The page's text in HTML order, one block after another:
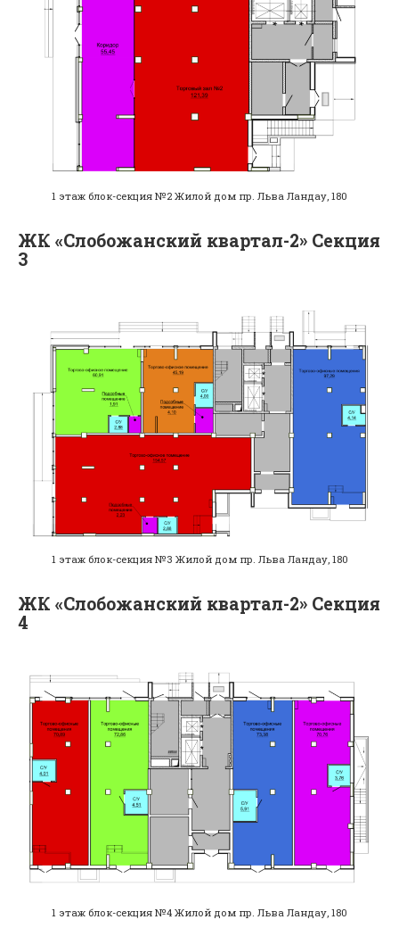
1 этаж блок-секция №2 Жилой дом пр. Льва Ландау, 180
ЖК «Слобожанский квартал-2» Секция
3
1 этаж блок-секция №3 Жилой дом пр. Льва Ландау, 180
ЖК «Слобожанский квартал-2» Секция
4
1 этаж блок-секция №4 Жилой дом пр. Льва Ландау, 180